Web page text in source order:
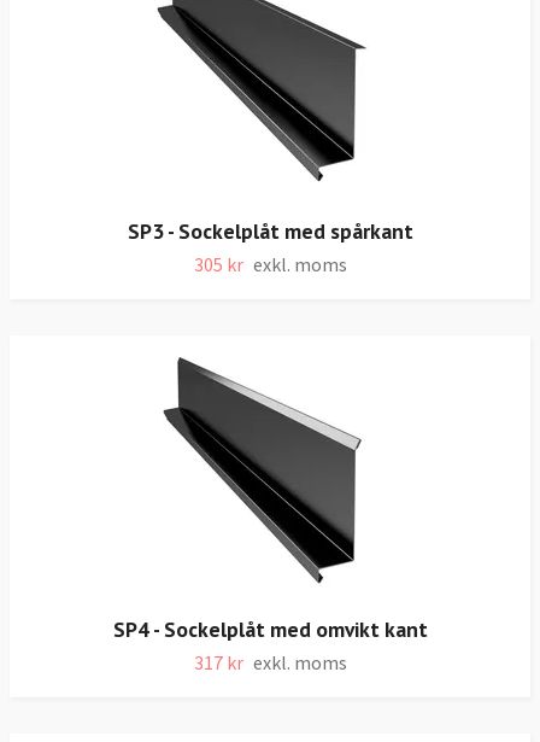
SP3 - Sockelplåt med spårkant
305 kr exkl. moms
SP4 - Sockelplåt med omvikt kant
317 kr exkl. moms